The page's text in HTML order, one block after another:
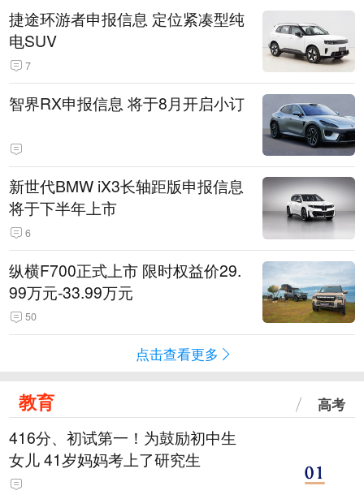
捷途环游者申报信息 定位紧凑型纯
电SUV
7
智界RX申报信息 将于8月开启小订
新世代BMW iX3长轴距版申报信息
将于下半年上市
6
纵横F700正式上市 限时权益价29.
99万元-33.99万元
50
点击查看更多
教育 高考
416分、初试第一！为鼓励初中生
女儿 41岁妈妈考上了研究生